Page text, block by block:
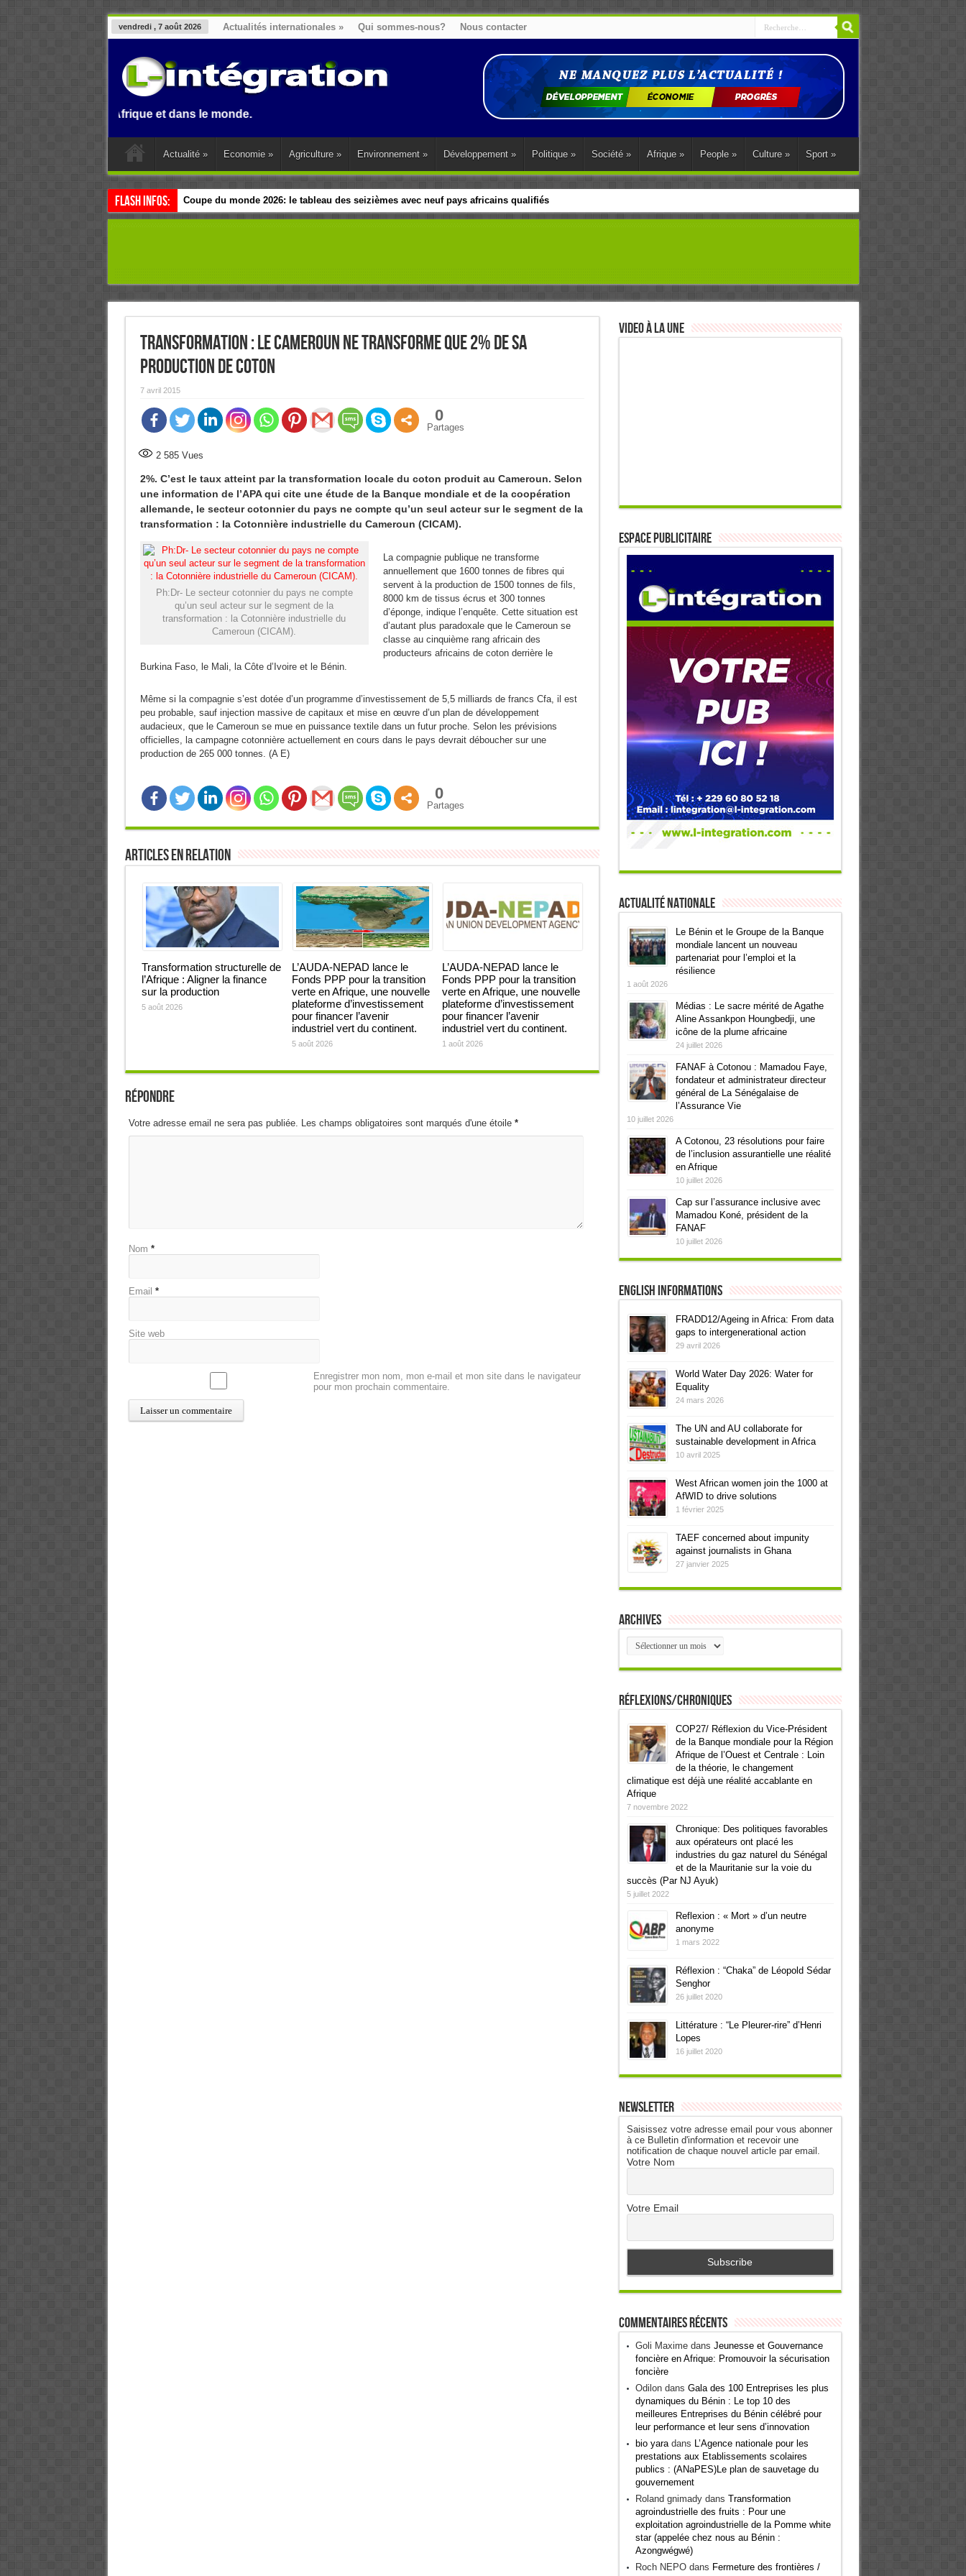
vendredi , 7 août 2026 Actualités internationales » Qui sommes-nous? Nous contacter
Benin, en Afrique et dans le monde.
Actualité » Economie » Agriculture » Environnement » Développement » Politique » Société » Afrique » People » Culture » Sport »
Flash Infos: Coupe du monde 2026: le tableau des seizièmes avec neuf pays africains qualifiés
Transformation : Le Cameroun ne transforme que 2% de sa
production de coton
7 avril 2015
0
Partages
2 585Vues
2%. C’est le taux atteint par la transformation locale du coton produit au Cameroun. Selon
une information de l’APA qui cite une étude de la Banque mondiale et de la coopération
allemande, le secteur cotonnier du pays ne compte qu’un seul acteur sur le segment de la
transformation : la Cotonnière industrielle du Cameroun (CICAM).
Ph:Dr- Le secteur cotonnier du pays ne compte
qu’un seul acteur sur le segment de la
transformation : la Cotonnière industrielle du
Cameroun (CICAM).
La compagnie publique ne transforme
annuellement que 1600 tonnes de fibres qui
servent à la production de 1500 tonnes de fils,
8000 km de tissus écrus et 300 tonnes
d’éponge, indique l’enquête. Cette situation est
d’autant plus paradoxale que le Cameroun se
classe au cinquième rang africain des
producteurs africains de coton derrière le
Burkina Faso, le Mali, la Côte d’Ivoire et le Bénin.
Même si la compagnie s’est dotée d’un programme d’investissement de 5,5 milliards de francs Cfa, il est
peu probable, sauf injection massive de capitaux et mise en œuvre d’un plan de développement
audacieux, que le Cameroun se mue en puissance textile dans un futur proche. Selon les prévisions
officielles, la campagne cotonnière actuellement en cours dans le pays devrait déboucher sur une
production de 265 000 tonnes. (A E)
0
Partages
Articles en relation
Transformation structurelle de
l’Afrique : Aligner la finance
sur la production
5 août 2026
L’AUDA-NEPAD lance le
Fonds PPP pour la transition
verte en Afrique, une nouvelle
plateforme d’investissement
pour financer l’avenir
industriel vert du continent.
5 août 2026
L’AUDA-NEPAD lance le
Fonds PPP pour la transition
verte en Afrique, une nouvelle
plateforme d’investissement
pour financer l’avenir
industriel vert du continent.
1 août 2026
Répondre
Votre adresse email ne sera pas publiée. Les champs obligatoires sont marqués d'une étoile *
Nom *
Email *
Site web
Enregistrer mon nom, mon e-mail et mon site dans le navigateur
pour mon prochain commentaire.
Video à la Une
ESPACE PUBLICITAIRE
Actualité Nationale
Le Bénin et le Groupe de la Banque
mondiale lancent un nouveau
partenariat pour l’emploi et la
résilience
1 août 2026
Médias : Le sacre mérité de Agathe
Aline Assankpon Houngbedji, une
icône de la plume africaine
24 juillet 2026
FANAF à Cotonou : Mamadou Faye,
fondateur et administrateur directeur
général de La Sénégalaise de
l’Assurance Vie
10 juillet 2026
A Cotonou, 23 résolutions pour faire
de l’inclusion assurantielle une réalité
en Afrique
10 juillet 2026
Cap sur l’assurance inclusive avec
Mamadou Koné, président de la
FANAF
10 juillet 2026
English informations
FRADD12/Ageing in Africa: From data
gaps to intergenerational action
29 avril 2026
World Water Day 2026: Water for
Equality
24 mars 2026
The UN and AU collaborate for
sustainable development in Africa
10 avril 2025
West African women join the 1000 at
AfWID to drive solutions
1 février 2025
TAEF concerned about impunity
against journalists in Ghana
27 janvier 2025
Archives
Archives
Réflexions/Chroniques
COP27/ Réflexion du Vice-Président
de la Banque mondiale pour la Région
Afrique de l’Ouest et Centrale : Loin
de la théorie, le changement
climatique est déjà une réalité accablante en
Afrique
7 novembre 2022
Chronique: Des politiques favorables
aux opérateurs ont placé les
industries du gaz naturel du Sénégal
et de la Mauritanie sur la voie du
succès (Par NJ Ayuk)
5 juillet 2022
Reflexion : « Mort » d’un neutre
anonyme
1 mars 2022
Réflexion : “Chaka” de Léopold Sédar
Senghor
26 juillet 2020
Littérature : “Le Pleurer-rire” d’Henri
Lopes
16 juillet 2020
Newsletter
Saisissez votre adresse email pour vous abonner
à ce Bulletin d'information et recevoir une
notification de chaque nouvel article par email.
Votre Nom
Votre Email
Commentaires récents
Goli Maximedans Jeunesse et Gouvernance
foncière en Afrique: Promouvoir la sécurisation
foncière
Odilondans Gala des 100 Entreprises les plus
dynamiques du Bénin : Le top 10 des
meilleures Entreprises du Bénin célébré pour
leur performance et leur sens d’innovation
bio yaradans L’Agence nationale pour les
prestations aux Etablissements scolaires
publics : (ANaPES)Le plan de sauvetage du
gouvernement
Roland gnimadydans Transformation
agroindustrielle des fruits : Pour une
exploitation agroindustrielle de la Pomme white
star (appelée chez nous au Bénin :
Azongwégwé)
Roch NEPOdans Fermeture des frontières /